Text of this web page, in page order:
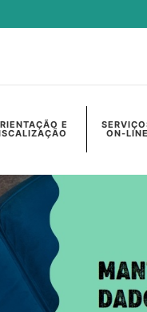
E
ON-LINE